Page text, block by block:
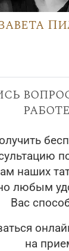
наших
любым
Вас
на